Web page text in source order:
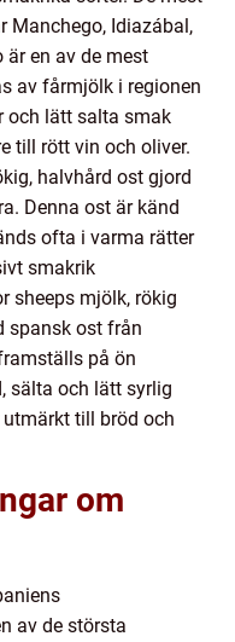
Manchego, Idiazábal,
är en av de mest
av fårmjölk i regionen
och lätt salta smak
till rött vin och oliver.
halvhård ost gjord
Denna ost är känd
ofta i varma rätter
smakrik
sheeps mjölk, rökig
spansk ost från
på ön
sälta och lätt syrlig
till bröd och
om
av de största